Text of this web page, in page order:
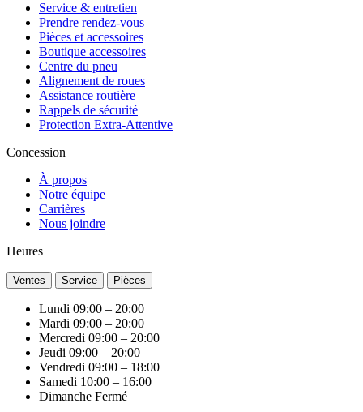
Service & entretien
Prendre rendez-vous
Pièces et accessoires
Boutique accessoires
Centre du pneu
Alignement de roues
Assistance routière
Rappels de sécurité
Protection Extra-Attentive
Concession
À propos
Notre équipe
Carrières
Nous joindre
Heures
Ventes Service Pièces
Lundi 09:00 – 20:00
Mardi 09:00 – 20:00
Mercredi 09:00 – 20:00
Jeudi 09:00 – 20:00
Vendredi 09:00 – 18:00
Samedi 10:00 – 16:00
Dimanche Fermé